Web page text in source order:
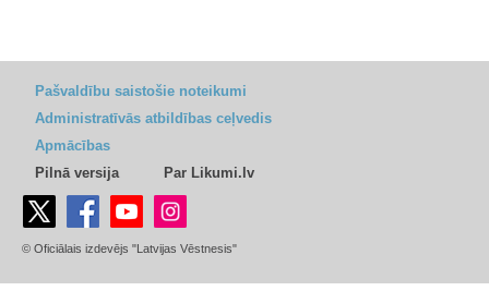
Pašvaldību saistošie noteikumi
Administratīvās atbildības ceļvedis
Apmācības
Pilnā versija
Par Likumi.lv
© Oficiālais izdevējs "Latvijas Vēstnesis"